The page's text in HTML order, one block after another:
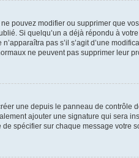
pouvez modifier ou supprimer que
Si quelqu’un a déjà répondu à
pas s’il s’agit d’une
ne peuvent pas supprimer leur
une depuis le panneau de contrôle
ajouter une signature qui sera
spécifier sur chaque message votre